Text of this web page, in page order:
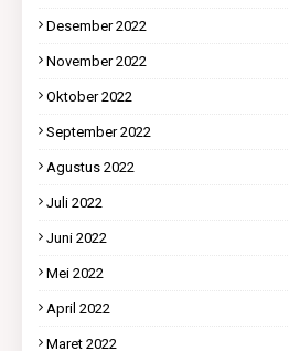
Desember 2022
November 2022
Oktober 2022
September 2022
Agustus 2022
Juli 2022
Juni 2022
Mei 2022
April 2022
Maret 2022